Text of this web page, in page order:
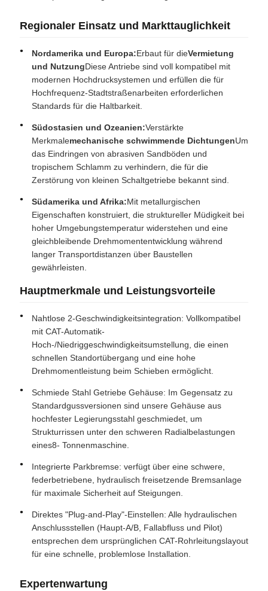
Regionaler Einsatz und Markttauglichkeit
Nordamerika und Europa:Erbaut für dieVermietung
und NutzungDiese Antriebe sind voll kompatibel mit
modernen Hochdrucksystemen und erfüllen die für
Hochfrequenz-Stadtstraßenarbeiten erforderlichen
Standards für die Haltbarkeit.
Südostasien und Ozeanien:Verstärkte
Merkmalemechanische schwimmende DichtungenUm
das Eindringen von abrasiven Sandböden und
tropischem Schlamm zu verhindern, die für die
Zerstörung von kleinen Schaltgetriebe bekannt sind.
Südamerika und Afrika:Mit metallurgischen
Eigenschaften konstruiert, die struktureller Müdigkeit bei
hoher Umgebungstemperatur widerstehen und eine
gleichbleibende Drehmomententwicklung während
langer Transportdistanzen über Baustellen
gewährleisten.
Hauptmerkmale und Leistungsvorteile
Nahtlose 2-Geschwindigkeitsintegration: Vollkompatibel
mit CAT-Automatik-
Hoch-/Niedriggeschwindigkeitsumstellung, die einen
schnellen Standortübergang und eine hohe
Drehmomentleistung beim Schieben ermöglicht.
Schmiede Stahl Getriebe Gehäuse: Im Gegensatz zu
Standardgussversionen sind unsere Gehäuse aus
hochfester Legierungsstahl geschmiedet, um
Strukturrissen unter den schweren Radialbelastungen
eines8- Tonnenmaschine.
Integrierte Parkbremse: verfügt über eine schwere,
federbetriebene, hydraulisch freisetzende Bremsanlage
für maximale Sicherheit auf Steigungen.
Direktes "Plug-and-Play"-Einstellen: Alle hydraulischen
Anschlussstellen (Haupt-A/B, Fallabfluss und Pilot)
entsprechen dem ursprünglichen CAT-Rohrleitungslayout
für eine schnelle, problemlose Installation.
Expertenwartung